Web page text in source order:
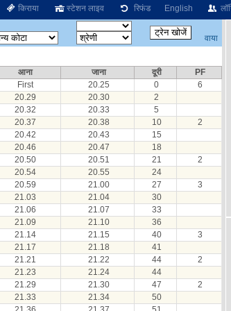
किराया स्टेशन लाइव रिफंड English
वाया
आना जाना दूरी
PF
First 20.25 0
6
20.29 20.30
2
20.32 20.33
5
20.37 20.38 10
2
20.42 20.43
15
20.46 20.47
18
20.50 20.51 21
2
20.54 20.55
24
20.59 21.00 27
3
21.03 21.04
30
21.06 21.07
33
21.09 21.10
36
21.14 21.15 40
3
21.17 21.18
41
21.21 21.22 44
2
21.23 21.24
44
21.29 21.30 47
2
21.33 21.34
50